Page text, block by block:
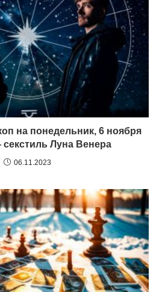
на понедельник, 6 ноября
секстиль Луна Венера
06.11.2023